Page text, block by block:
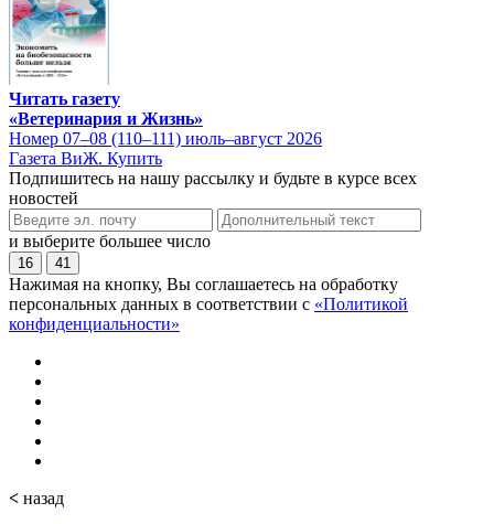
Читать газету
«Ветеринария и Жизнь»
Номер 07–08 (110–111) июль–август 2026
Газета ВиЖ. Купить
Подпишитесь на нашу рассылку и будьте в курсе всех
новостей
и выберите большее число
16 41
Нажимая на кнопку, Вы соглашаетесь на обработку
персональных данных в соответствии с «Политикой
конфиденциальности»
< назад